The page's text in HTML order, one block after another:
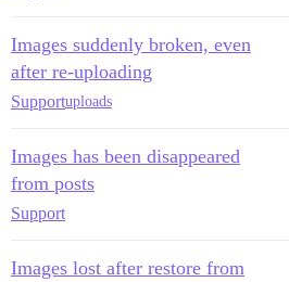
Images suddenly broken, even
after re-uploading
Supportuploads
Images has been disappeared
from posts
Support
Images lost after restore from